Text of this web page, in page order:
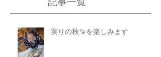
実りの秋🍠を楽しみます